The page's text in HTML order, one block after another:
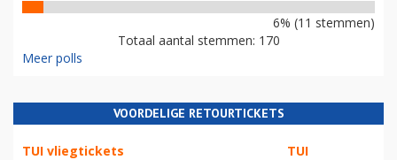
6% (11 stemmen)
Totaal aantal stemmen: 170
Meer polls
VOORDELIGE RETOURTICKETS
TUI vliegtickets TUI